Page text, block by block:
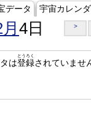
データ 宇宙カレン
4日 >
は登録
とうろく
されていませ